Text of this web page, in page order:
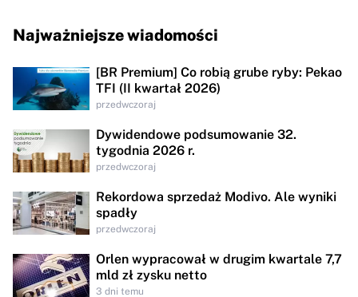
Najważniejsze wiadomości
[BR Premium] Co robią grube ryby: Pekao
TFI (II kwartał 2026)
przedwczoraj
Dywidendowe podsumowanie 32.
tygodnia 2026 r.
przedwczoraj
Rekordowa sprzedaż Modivo. Ale wyniki
spadły
przedwczoraj
Orlen wypracował w drugim kwartale 7,7
mld zł zysku netto
3 dni temu